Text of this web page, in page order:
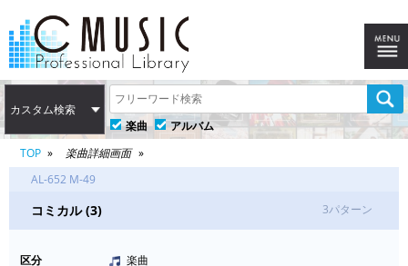
カスタム検索
楽曲
アルバム
TOP
楽曲詳細画面
AL-652 M-49
コミカル (3) 3パターン
区分
楽曲